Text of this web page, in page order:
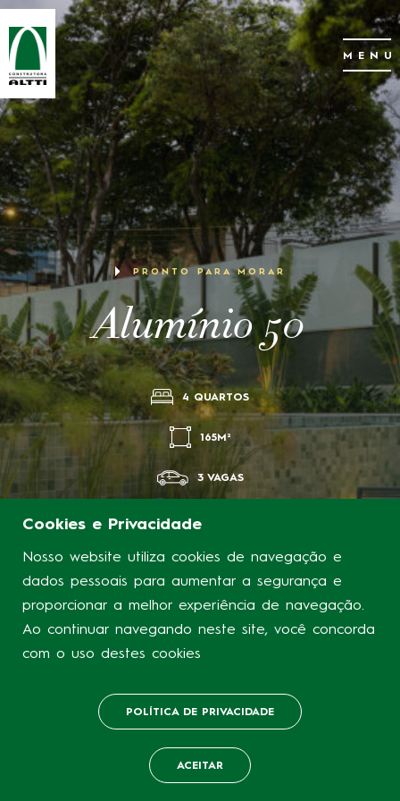
Cookies e Privacidade
Nosso website utiliza cookies de navegação e
dados pessoais para aumentar a segurança e
proporcionar a melhor experiência de navegação.
Ao continuar navegando neste site, você concorda
com o uso destes cookies
POLÍTICA DE PRIVACIDADE
ACEITAR
MENU
PRONTO PARA MORAR
Alumínio 50
4 QUARTOS
165M²
3 VAGAS
FUNCIONÁRIOS-SERRA / BELO HORIZONTE
BAIXE A APRESENTAÇÃO